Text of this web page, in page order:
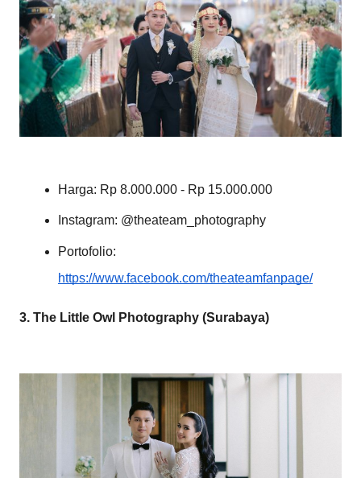
Harga: Rp 8.000.000 - Rp 15.000.000
Instagram: @theateam_photography
Portofolio:
https://www.facebook.com/theateamfanpage/
3. The Little Owl Photography (Surabaya)